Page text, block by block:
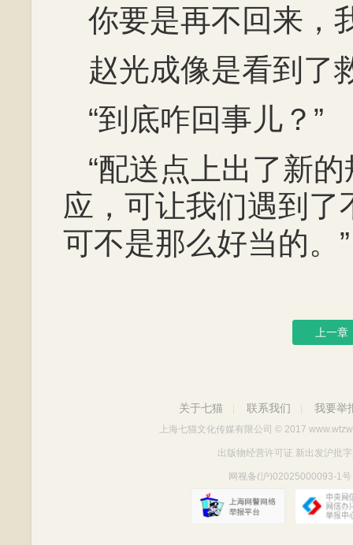
你要是再不回来，
赵光成像是看到了
“到底咋回事儿？”
“配送点上出了新
应，可让我们遇到
可不是那么好当的。”
上一章
关于七猫 联系我们 我要举
上海七猫文化传媒有限公司 © 2017
出版物经营许可证 新出发沪批
网视备(沪)02025000093-1